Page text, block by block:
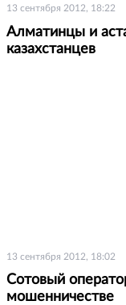
13 сентября 2012, 18:22
Алматинцы и
казахстанцев
13 сентября 2012, 18:02
Сотовый
мошенничестве